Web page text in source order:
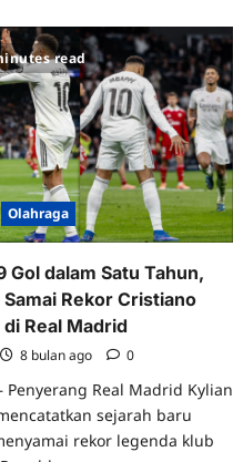
read
Olahraga
Gol dalam Satu Tahun,
Rekor Cristiano
di Real Madrid
8 bulan ago 0
Real Madrid Kylian
sejarah baru
rekor legenda klub